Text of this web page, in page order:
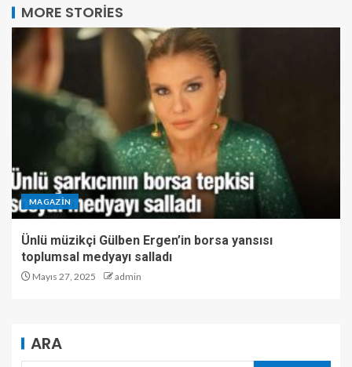
MORE STORIES
MAGAZIN
Ünlü müzikçi Gülben Ergen’in borsa yansısı
toplumsal medyayı salladı
Mayıs 27, 2025 admin
ARA